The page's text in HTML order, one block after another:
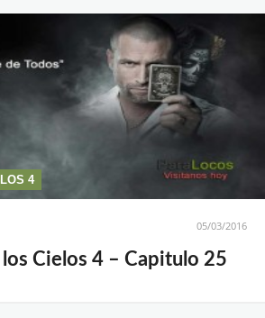
4
05/03/2016
los Cielos 4 – Capitulo 25